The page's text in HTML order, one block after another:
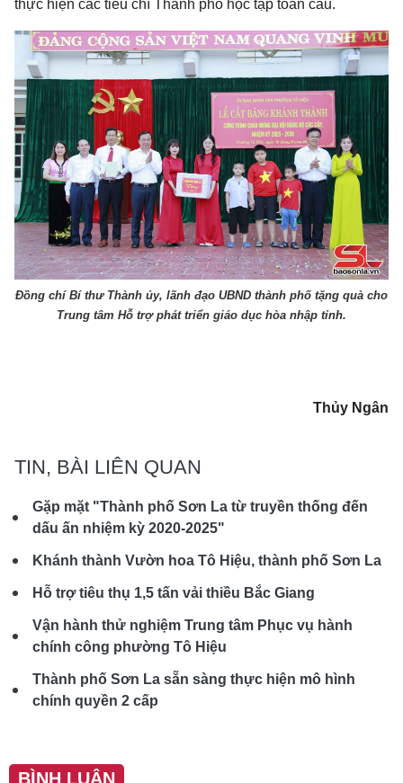
thực hiện các tiêu chí Thành phố học tập toàn cầu.
Đồng chí Bí thư Thành ủy, lãnh đạo UBND thành phố tặng quà cho
Trung tâm Hỗ trợ phát triển giáo dục hòa nhập tỉnh.
Thủy Ngân
TIN, BÀI LIÊN QUAN
Gặp mặt "Thành phố Sơn La từ truyền thống đến
dấu ấn nhiệm kỳ 2020-2025"
Khánh thành Vườn hoa Tô Hiệu, thành phố Sơn La
Hỗ trợ tiêu thụ 1,5 tấn vải thiều Bắc Giang
Vận hành thử nghiệm Trung tâm Phục vụ hành
chính công phường Tô Hiệu
Thành phố Sơn La sẵn sàng thực hiện mô hình
chính quyền 2 cấp
BÌNH LUẬN